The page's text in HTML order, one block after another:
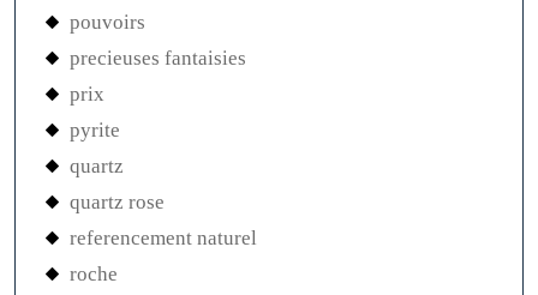
pouvoirs
precieuses fantaisies
prix
pyrite
quartz
quartz rose
referencement naturel
roche